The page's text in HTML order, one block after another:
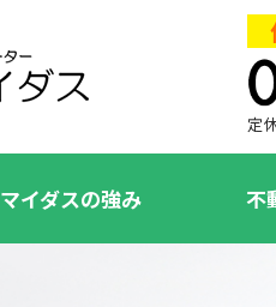
定
マイダスの強み 不